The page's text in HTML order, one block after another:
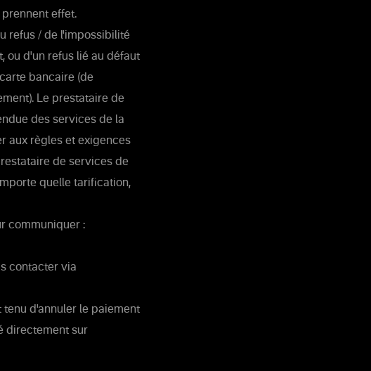
effet.
refus / de l'impossibilité
ou d'un refus lié au défaut
bancaire (de
Le prestataire de
des services de la
aux règles et exigences
de services de
quelle tarification,
communiquer :
contacter via
d'annuler le paiement
directement sur